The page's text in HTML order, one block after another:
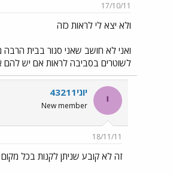
17/10/11
ולא יצא לי לראות כזה
ואני לא חושב שאני סגור בבית הרבה
לשוטרים בסביבה לראות אם יש להם
י יוני43211
New member
18/11/11
זה לא קובע שניתן לקנות בכל מקום